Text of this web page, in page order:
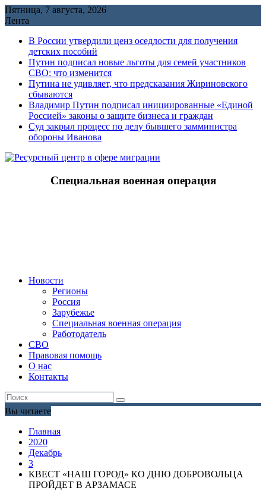
Перейти
к
Пятница, 7 августа, 2026
Лента
В России утвердили ценз оседлости для получения
детских пособий
Путин подписал новые льготы для семей участников
СВО: что изменится
Путина не удивляет, что предсказания Жириновского
сбываются
Владимир Путин подписал инициированные «Единой
Россией» законы о защите бизнеса и граждан
Cуд закрыл процесс по делу бывшего замминистра
обороны Иванова
Специальная военная операция
Новости
Регионы
Россия
Зарубежье
Специальная военная операция
Работодатель
СВО
Правовая помощь
О нас
Контакты
Вы читаете
Главная
2020
Декабрь
3
КВЕСТ «НАШ ГОРОД» КО ДНЮ ДОБРОВОЛЬЦА
ПРОЙДЕТ В АРЗАМАСЕ